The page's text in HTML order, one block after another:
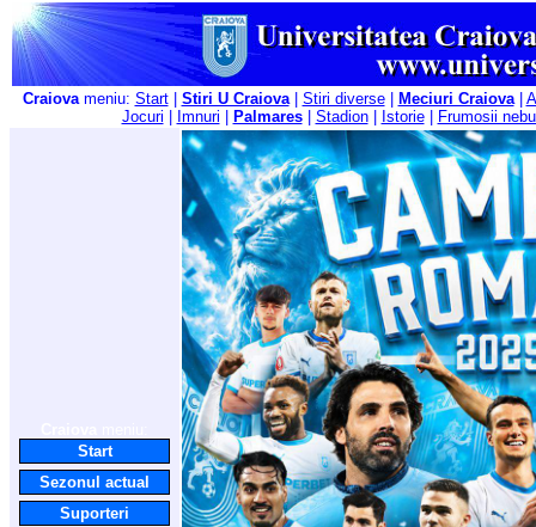
Craiovameniu: Start| Stiri U Craiova| Stiri diverse| Meciuri Craiova|
Jocuri
Imnuri Palmares| Stadion| Istorie| Frumosii
Start
Sezonul actual
Suporteri